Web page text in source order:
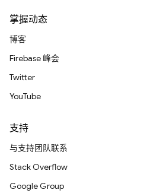
掌握动态
博客
Firebase 峰会
Twitter
YouTube
支持
与支持团队联系
Stack Overflow
Google Group